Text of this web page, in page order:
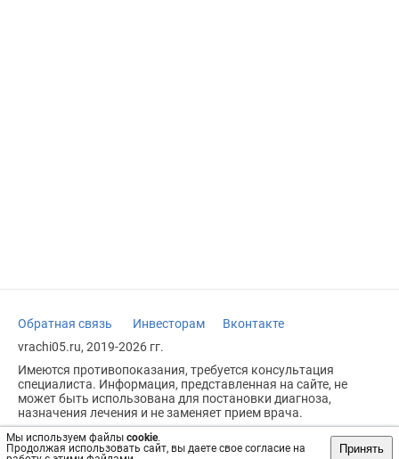
Мы используем файлы cookie.
Продолжая использовать сайт, вы даете свое согласие на
Принять
Обратная связь Инвесторам
Вконтакте
vrachi05.ru, 2019-2026 гг.
Имеются противопоказания, требуется консультация
специалиста. Информация, представленная на сайте, не
может быть использована для постановки диагноза,
назначения лечения и не заменяет прием врача.
Возрастное ограничение: 18+